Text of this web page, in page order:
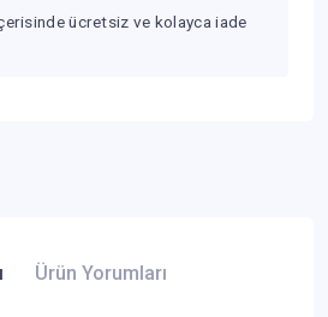
ücretsiz ve kolayca iade
Ürün Yorumları